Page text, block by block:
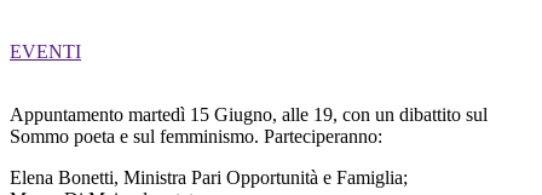
EVENTI
Appuntamento martedì 15 Giugno, alle 19, con un dibattito sul
Sommo poeta e sul femminismo. Parteciperanno:
Elena Bonetti, Ministra Pari Opportunità e Famiglia;